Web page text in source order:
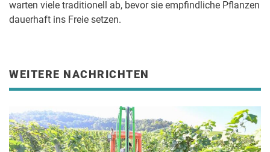
warten viele traditionell ab, bevor sie empfindliche Pflanzen
dauerhaft ins Freie setzen.
WEITERE NACHRICHTEN